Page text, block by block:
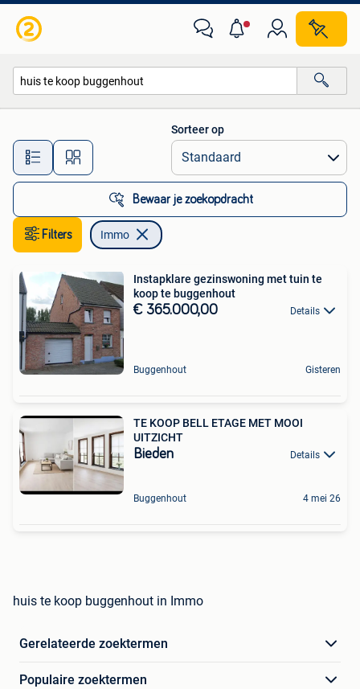
Alle afstanden…
Sorteer op
Bewaar je zoekopdracht
Filters Immo
Instapklare gezinswoning met tuin te
koop te buggenhout
€ 365.000,00 Details
Buggenhout Gisteren
TE KOOP BELL ETAGE MET MOOI
UITZICHT
Bieden Details
Buggenhout 4 mei 26
huis te koop buggenhout in Immo
Gerelateerde zoektermen
Populaire zoektermen